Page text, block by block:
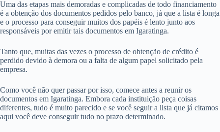
Uma das etapas mais demoradas e complicadas de todo financiamento
é a obtenção dos documentos pedidos pelo banco, já que a lista é longa
e o processo para conseguir muitos dos papéis é lento junto aos
responsáveis por emitir tais documentos em Igaratinga.
Tanto que, muitas das vezes o processo de obtenção de crédito é
perdido devido à demora ou a falta de algum papel solicitado pela
empresa.
Como você não quer passar por isso, comece antes a reunir os
documentos em Igaratinga. Embora cada instituição peça coisas
diferentes, tudo é muito parecido e se você seguir a lista que já citamos
aqui você deve conseguir tudo no prazo determinado.